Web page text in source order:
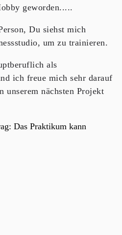
geworden.....
Du siehst mich
um zu trainieren.
als
ich freue mich sehr darauf
nächsten Projekt
Das Praktikum kann